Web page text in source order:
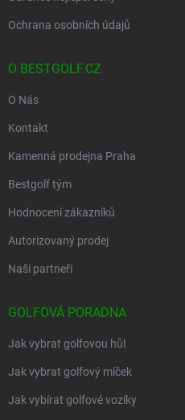
Ochrana osobních údajů
O BESTGOLF.CZ
O Nás
Kontakt
Kamenná prodejna Praha
Bestgolf tým
Hodnocení zákazníků
Autorizovaný prodej
Naši partneři
GOLFOVÁ PORADNA
Jak vybrat golfovou hůl
Jak vybrat golfový míček
Jak vybírat golfové vozíky